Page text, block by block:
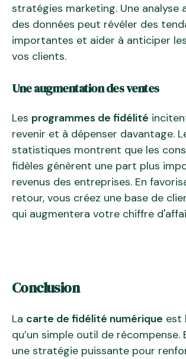
stratégies marketing. Une analyse
des données peut révéler des
importantes et aider à anticiper
vos clients.
Une augmentation des ventes
Les programmes de fidélité
revenir et à dépenser davantage.
statistiques montrent que les
fidèles génèrent une part plus
revenus des entreprises. En
retour, vous créez une base de
qui augmentera votre chiffre
Conclusion
La carte de fidélité numérique est
qu’un simple outil de récompense.
une stratégie puissante pour